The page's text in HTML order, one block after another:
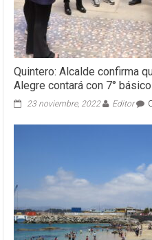
Quintero: Alcalde confirma
Alegre contará con 7°
23 noviembre, 2022 Editor